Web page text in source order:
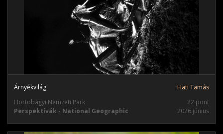
Árnyékvilág
Hati Tamás
Hortobágyi Nemzeti Park
22 pont
Perspektívák - National Geographic
2026.június